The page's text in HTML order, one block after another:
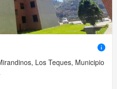
Los Teques, Municipio